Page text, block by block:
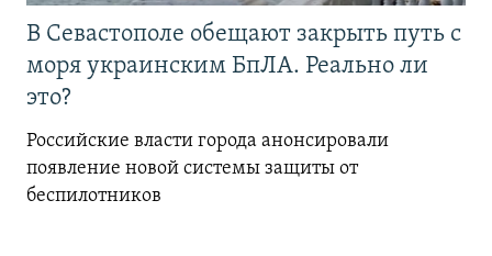
В Севастополе обещают закрыть путь с
моря украинским БпЛА. Реально ли
это?
Российские власти города анонсировали
появление новой системы защиты от
беспилотников